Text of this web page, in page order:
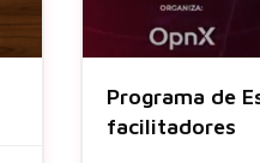
Programa de
facilitadores